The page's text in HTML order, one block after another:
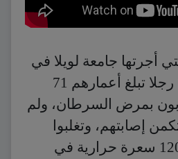
أجرتها جامعة لويلا في
شيكاغو على 1021 رجلا تبلغ أعمارهم 71
بمرض السرطان، ولم
إصابتهم، وتغلبوا
عليه بعد حرقهم 1200 سعرة حرارية في